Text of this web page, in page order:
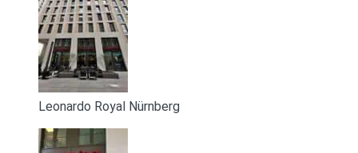
Leonardo Royal Nürnberg